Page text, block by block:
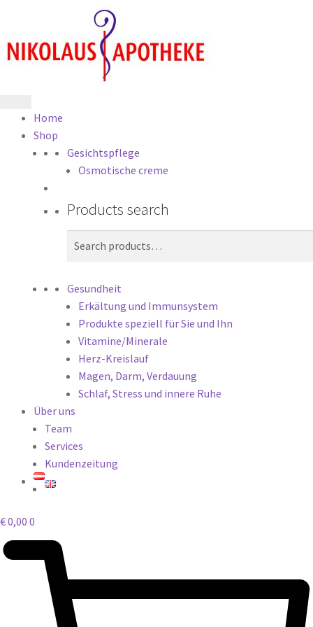
Home
Shop
Gesichtspflege
Osmotische creme
Products search
Gesundheit
Erkältung und Immunsystem
Produkte speziell für Sie und Ihn
Vitamine/Minerale
Herz-Kreislauf
Magen, Darm, Verdauung
Schlaf, Stress und innere Ruhe
Über uns
Team
Services
Kundenzeitung
€0,00 0